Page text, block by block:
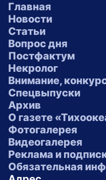
Главная
Новости
Статьи
Вопрос дня
Постфактум
Некролог
Внимание,
Спецвыпуски
Архив
О газете
Фотогалерея
Видеогалерея
Реклама и
Обязательная